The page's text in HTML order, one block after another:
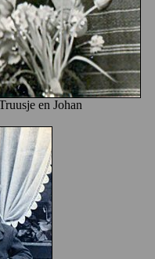
en Johan